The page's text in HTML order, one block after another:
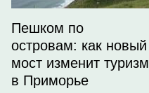
Пешком по
островам: как новый
мост изменит туризм
в Приморье